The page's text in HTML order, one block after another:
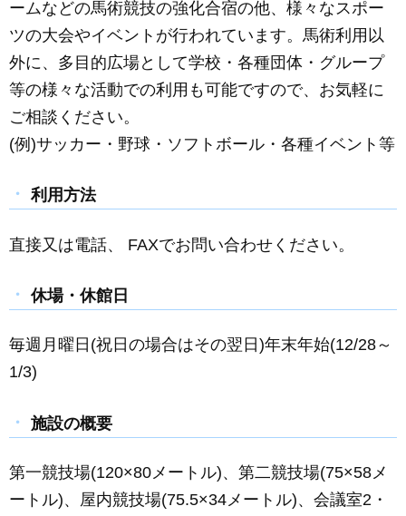
ームなどの馬術競技の強化合宿の他、様々なスポー
ツの大会やイベントが行われています。馬術利用以
外に、多目的広場として学校・各種団体・グループ
等の様々な活動での利用も可能ですので、お気軽に
ご相談ください。
(例)サッカー・野球・ソフトボール・各種イベント等
利用方法
直接又は電話、 FAXでお問い合わせください。
休場・休館日
毎週月曜日(祝日の場合はその翌日)年末年始(12/28～
1/3)
施設の概要
第一競技場(120×80メートル)、第二競技場(75×58メ
ートル)、屋内競技場(75.5×34メートル)、会議室2・